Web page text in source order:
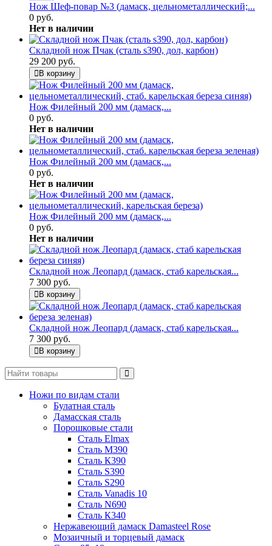
Нож Шеф-повар №3 (дамаск, цельнометаллический;...
0 руб.
Нет в наличии
Складной нож Пчак (сталь s390, дол, карбон)
29 200 руб.
В корзину
Нож Филейный 200 мм (дамаск,...
0 руб.
Нет в наличии
Нож Филейный 200 мм (дамаск,...
0 руб.
Нет в наличии
Нож Филейный 200 мм (дамаск,...
0 руб.
Нет в наличии
Складной нож Леопард (дамаск, стаб карельская...
7 300 руб.
В корзину
Складной нож Леопард (дамаск, стаб карельская...
7 300 руб.
В корзину
Ножи по видам стали
Булатная сталь
Дамасская сталь
Порошковые стали
Сталь Elmax
Сталь М390
Сталь К390
Сталь S390
Сталь S290
Сталь Vanadis 10
Сталь N690
Сталь К340
Нержавеющий дамаск Damasteel Rose
Мозаичный и торцевый дамаск